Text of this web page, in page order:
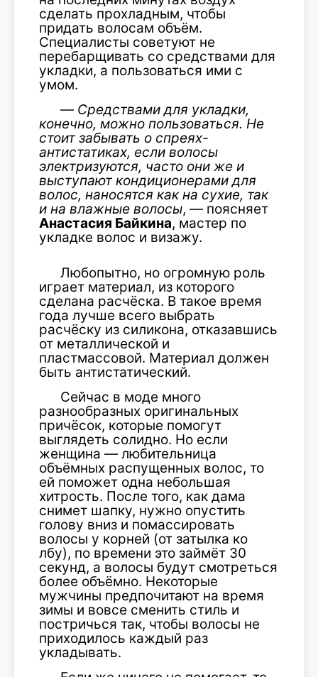
сделать прохладным, чтобы
придать волосам объём.
Специалисты советуют не
перебарщивать со средствами для
укладки, а пользоваться ими с
умом.
— Средствами для укладки,
конечно, можно пользоваться. Не
стоит забывать о спреях-
антистатиках, если волосы
электризуются, часто они же и
выступают кондиционерами для
волос, наносятся как на сухие, так
и на влажные волосы, — поясняет
Анастасия Байкина, мастер по
укладке волос и визажу.
Любопытно, но огромную роль
играет материал, из которого
сделана расчёска. В такое время
года лучше всего выбрать
расчёску из силикона, отказавшись
от металлической и
пластмассовой. Материал должен
быть антистатический.
Сейчас в моде много
разнообразных оригинальных
причёсок, которые помогут
выглядеть солидно. Но если
женщина — любительница
объёмных распущенных волос, то
ей поможет одна небольшая
хитрость. После того, как дама
снимет шапку, нужно опустить
голову вниз и помассировать
волосы у корней (от затылка ко
лбу), по времени это займёт 30
секунд, а волосы будут смотреться
более объёмно. Некоторые
мужчины предпочитают на время
зимы и вовсе сменить стиль и
постричься так, чтобы волосы не
приходилось каждый раз
укладывать.